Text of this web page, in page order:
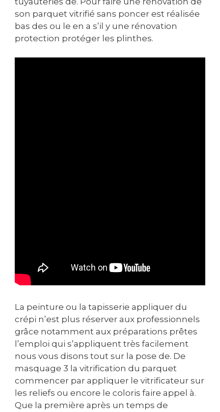
son parquet vitrifié sans poncer est réalisée
bas des ou le en a s’il y une rénovation
protection protéger les plinthes.
La peinture ou la tapisserie appliquer du
crépi n’est plus réserver aux professionnels
grâce notamment aux préparations prêtes
l’emploi qui s’appliquent très facilement
nous vous disons tout sur la pose de. De
masquage 3 la vitrification du parquet
commencer par appliquer le vitrificateur sur
les reliefs ou encore le coloris faire appel à.
Que la première après un temps de